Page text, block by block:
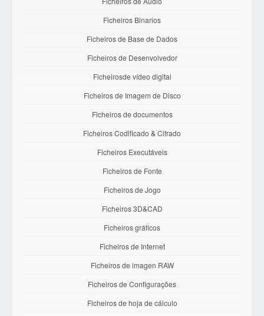
Ficheiros Binarios
Ficheiros de Base de Dados
Ficheiros de Desenvolvedor
Ficheirosde vídeo digital
Ficheiros de Imagem de Disco
Ficheiros de documentos
Ficheiros Codificado & Cifrado
Ficheiros Executáveis
Ficheiros de Fonte
Ficheiros de Jogo
Ficheiros 3D&CAD
Ficheiros gráficos
Ficheiros de Internet
Ficheiros de imagen RAW
Ficheiros de Configurações
Ficheiros de hoja de cálculo